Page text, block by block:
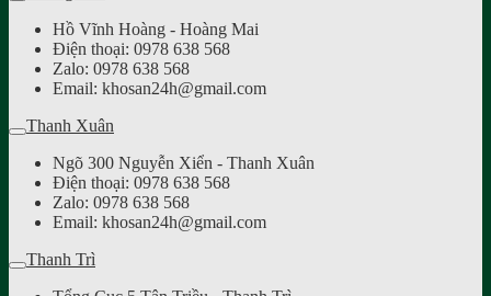
Hồ Vĩnh Hoàng - Hoàng Mai
Điện thoại: 0978 638 568
Zalo: 0978 638 568
Email: khosan24h@gmail.com
Thanh Xuân
Ngõ 300 Nguyễn Xiển - Thanh Xuân
Điện thoại: 0978 638 568
Zalo: 0978 638 568
Email: khosan24h@gmail.com
Thanh Trì